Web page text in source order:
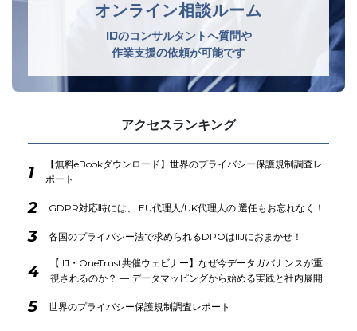
オンライン相談ルーム
IIJのコンサルタントへ質問や
作業支援の依頼が可能です
アクセスランキング
1
【無料eBookダウンロード】世界のプライバシー保護規制調査レ
ポート
2 GDPR対応時には、 EU代理人/UK代理人の 選任もお忘れなく！
3 各国のプライバシー法で求められるDPOはIIJにおまかせ！
4
【IIJ・OneTrust共催ウェビナー】なぜ今データガバナンスが重
視されるのか？ ― データマッピングから始める実践と社内展開
5 世界のプライバシー保護規制調査レポート